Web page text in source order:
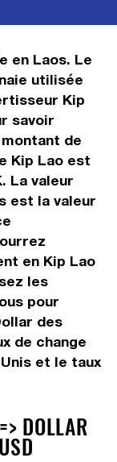
en Laos. Le
utilisée
Kip
savoir
de
Kip Lao est
La valeur
est la valeur
en Kip Lao
les
pour
des
de change
et le taux
DOLLAR